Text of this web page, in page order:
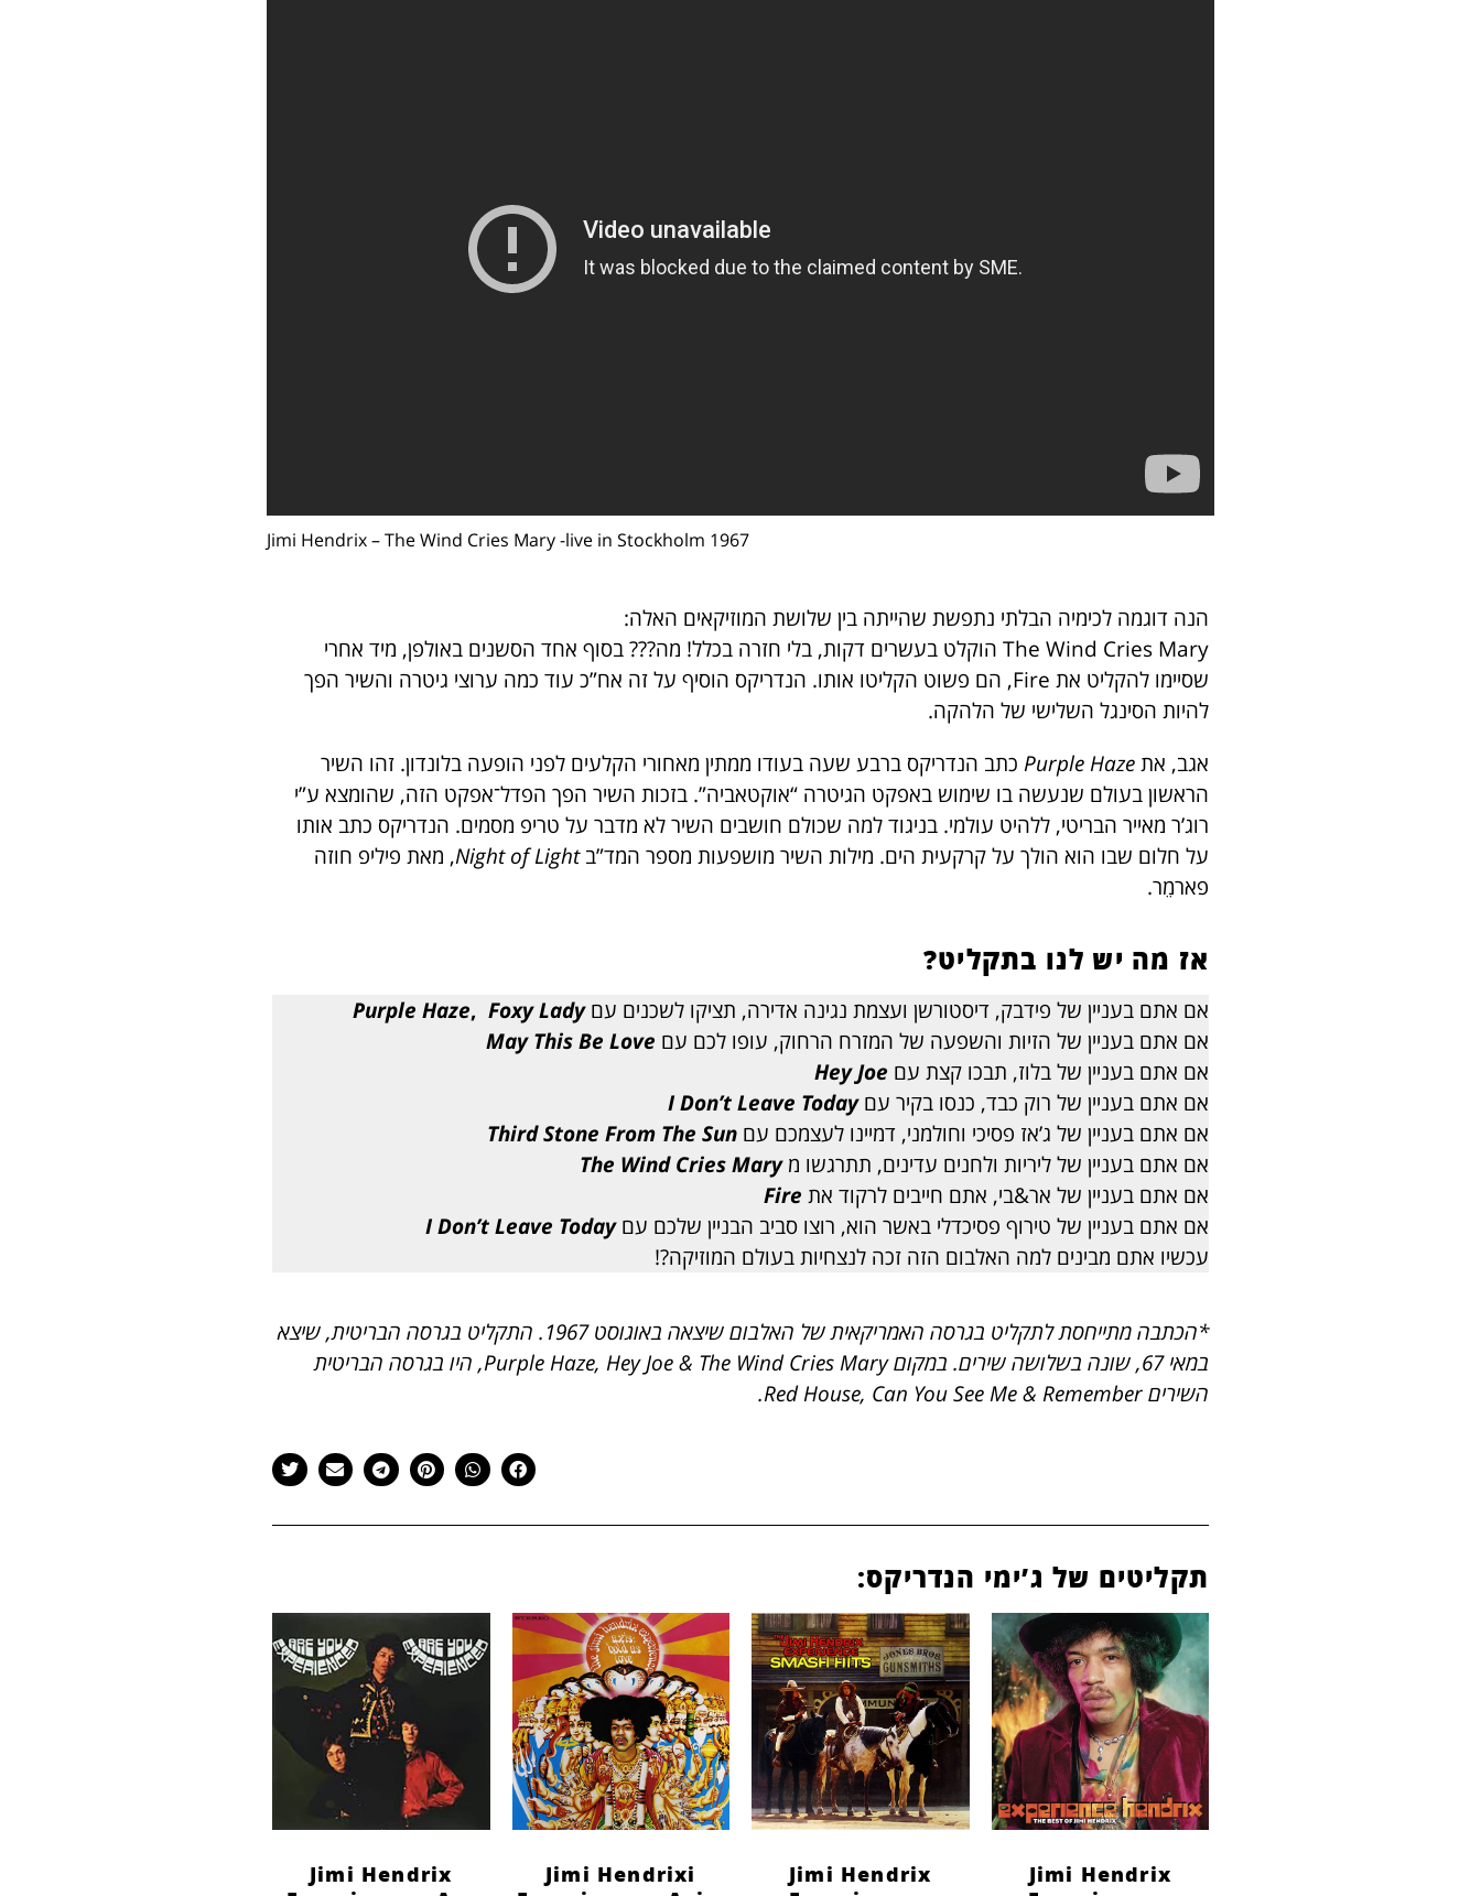
Jimi Hendrix – The Wind Cries Mary -live in Stockholm 1967
הנה דוגמה לכימיה הבלתי נתפשת שהייתה בין שלושת המוזיקאים האלה:
The Wind Cries Mary הוקלט בעשרים דקות, בלי חזרה בכלל! מה??? בסוף אחד הסשנים באולפן, מיד אחרי
שסיימו להקליט את Fire, הם פשוט הקליטו אותו. הנדריקס הוסיף על זה אח”כ עוד כמה ערוצי גיטרה והשיר הפך
להיות הסינגל השלישי של הלהקה.
אגב, את
כתב הנדריקס ברבע שעה בעודו ממתין מאחורי הקלעים לפני הופעה בלונדון. זהו השיר
הראשון בעולם שנעשה בו שימוש באפקט הגיטרה “אוקטאביה”. בזכות השיר הפך הפדל־אפקט הזה, שהומצא ע”י
רוג’ר מאייר הבריטי, ללהיט עולמי. בניגוד למה שכולם חושבים השיר לא מדבר על טריפ מסמים. הנדריקס כתב אותו
על חלום שבו הוא הולך על קרקעית הים. מילות השיר מושפעות מספר המד”בNight of Light, מאת פיליפ חוזה
פארמֵר.
אז מה יש לנו בתקליט?
אם אתם בעניין של פידבק, דיסטורשן ועצמת נגינה אדירה, תציקו לשכנים עם Purple Haze, Foxy Lady
אם אתם בעניין של הזיות והשפעה של המזרח הרחוק, עופו לכם עם May This Be Love
אם אתם בעניין של בלוז, תבכו קצת עם Hey Joe
אם אתם בעניין של רוק כבד, כנסו בקיר עםI Don’t Leave Today
אם אתם בעניין של ג’אז פסיכי וחולמני, דמיינו לעצמכם עם Stone From The Sun
אם אתם בעניין של ליריות ולחנים עדינים, תתרגשו מ
The Wind Cries Mary
אם אתם בעניין של אר&בי, אתם חייבים לרקוד את Fire
אם אתם בעניין של טירוף פסיכדלי באשר הוא, רוצו סביב הבניין שלכם עם
I Don’t Leave Today
עכשיו אתם מבינים למה האלבום הזה זכה לנצחיות בעולם המוזיקה?!
*הכתבה מתייחסת לתקליט בגרסה האמריקאית של האלבום שיצאה באוגוסט 1967. התקליט בגרסה הבריטית, שיצא
במאי 67, שונה בשלושה שירים. במקום Purple Haze, Hey Joe & The Wind Cries Mary, היו בגרסה הבריטית
השירים Red House, Can You See Me & Remember.
תקליטים של ג’ימי הנדריקס:
Jimi Hendrix
Jimi Hendrix
Jimi Hendrixi
Jimi Hendrix